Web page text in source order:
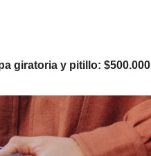
giratoria y pitillo: $500.000